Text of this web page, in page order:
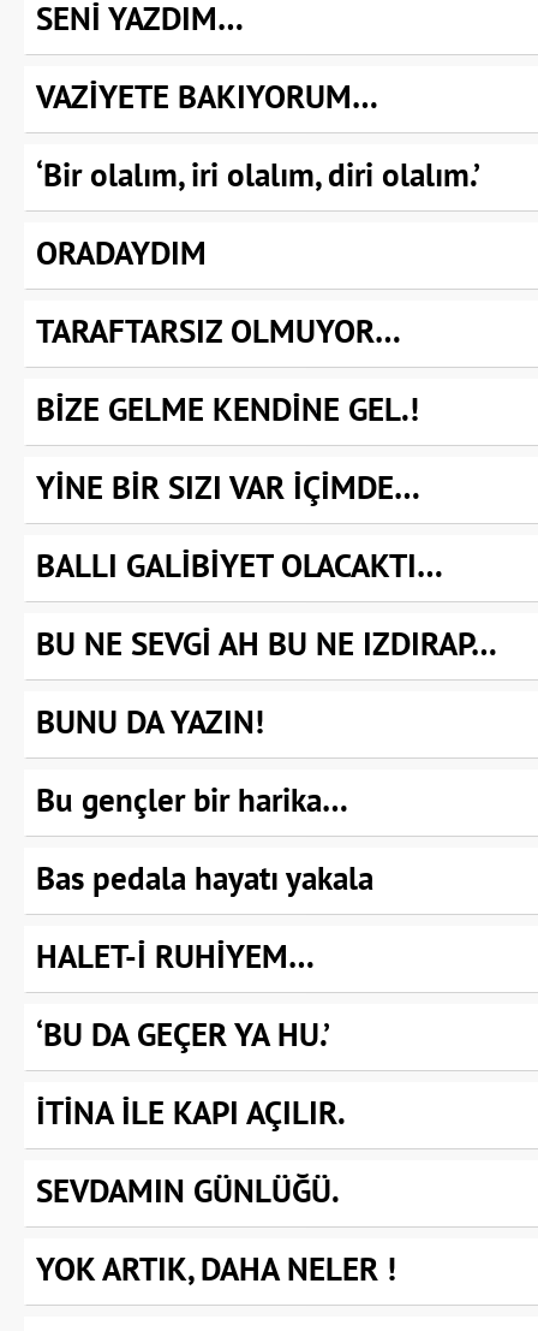
SENİ YAZDIM…
VAZİYETE BAKIYORUM…
‘Bir olalım, iri olalım, diri olalım.’
ORADAYDIM
TARAFTARSIZ OLMUYOR…
BİZE GELME KENDİNE GEL.!
YİNE BİR SIZI VAR İÇİMDE…
BALLI GALİBİYET OLACAKTI…
BU NE SEVGİ AH BU NE IZDIRAP…
BUNU DA YAZIN!
Bu gençler bir harika…
Bas pedala hayatı yakala
HALET-İ RUHİYEM…
‘BU DA GEÇER YA HU.’
İTİNA İLE KAPI AÇILIR.
SEVDAMIN GÜNLÜĞÜ.
YOK ARTIK, DAHA NELER !